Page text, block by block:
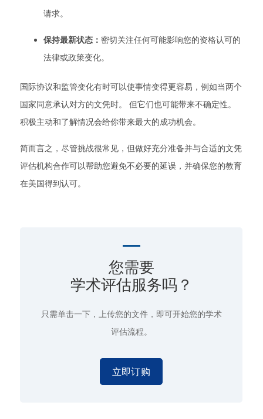
请求。
保持最新状态： 密切关注任何可能影响您的资格认可的
法律或政策变化。
国际协议和监管变化有时可以使事情变得更容易，例如当两个
国家同意承认对方的文凭时。 但它们也可能带来不确定性。
积极主动和了解情况会给你带来最大的成功机会。
简而言之，尽管挑战很常见，但做好充分准备并与合适的文凭
评估机构合作可以帮助您避免不必要的延误，并确保您的教育
在美国得到认可。
您需要
学术评估服务吗？
只需单击一下，上传您的文件，即可开始您的学术
评估流程。
立即订购